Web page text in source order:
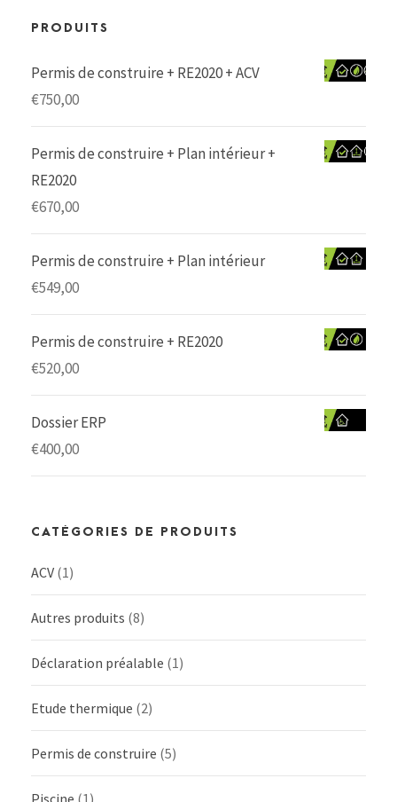
PRODUITS
Permis de construire + RE2020 + ACV
€750,00
Permis de construire + Plan intérieur +
RE2020
€670,00
Permis de construire + Plan intérieur
€549,00
Permis de construire + RE2020
€520,00
Dossier ERP
€400,00
CATÉGORIES DE PRODUITS
ACV (1)
Autres produits (8)
Déclaration préalable (1)
Etude thermique (2)
Permis de construire (5)
Piscine (1)